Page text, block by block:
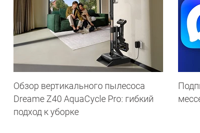
Обзор вертикального пылесоса
Dreame Z40 AquaCycle Pro: гибкий
подход к уборке